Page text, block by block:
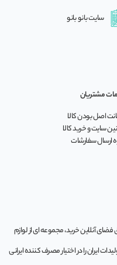
سایت بانو بانو
مشتریان
اصل بودن کالا
سایت و خرید کالا
ارسال سفارشات
فضای آنلاین خرید، مجموعه‌ ای از لوازم
ایران را در اختیار مصرف کننده ایرانی